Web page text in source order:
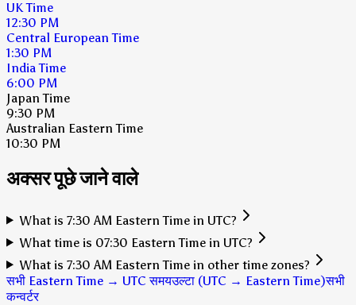
UK Time
12:30 PM
Central European Time
1:30 PM
India Time
6:00 PM
Japan Time
9:30 PM
Australian Eastern Time
10:30 PM
अक्सर पूछे जाने वाले
What is 7:30 AM Eastern Time in UTC?
What time is 07:30 Eastern Time in UTC?
What is 7:30 AM Eastern Time in other time zones?
सभी Eastern Time → UTC समयउल्टा (UTC → Eastern Time)सभी
कन्वर्टर